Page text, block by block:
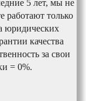
5 лет, мы не
работают только
юридических
качества
за свои
= 0%.